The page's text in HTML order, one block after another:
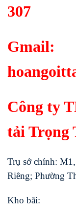
307
Gmail:
Công ty
tải Trọng
Trụ sở chính:
Riêng; Phường
Kho bãi: